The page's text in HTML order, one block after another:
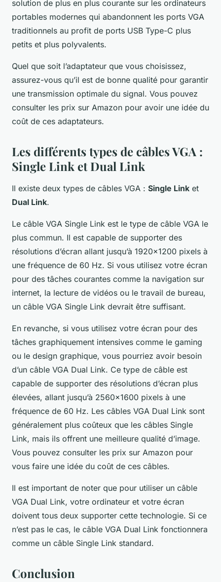
solution de plus en plus courante sur les ordinateurs
portables modernes qui abandonnent les ports VGA
traditionnels au profit de ports USB Type-C plus
petits et plus polyvalents.
Quel que soit l’adaptateur que vous choisissez,
assurez-vous qu’il est de bonne qualité pour garantir
une transmission optimale du signal. Vous pouvez
consulter les prix sur Amazon pour avoir une idée du
coût de ces adaptateurs.
Les différents types de câbles VGA :
Single Link et Dual Link
Il existe deux types de câbles VGA : Single Link et
Dual Link.
Le câble VGA Single Link est le type de câble VGA le
plus commun. Il est capable de supporter des
résolutions d’écran allant jusqu’à 1920×1200 pixels à
une fréquence de 60 Hz. Si vous utilisez votre écran
pour des tâches courantes comme la navigation sur
internet, la lecture de vidéos ou le travail de bureau,
un câble VGA Single Link devrait être suffisant.
En revanche, si vous utilisez votre écran pour des
tâches graphiquement intensives comme le gaming
ou le design graphique, vous pourriez avoir besoin
d’un câble VGA Dual Link. Ce type de câble est
capable de supporter des résolutions d’écran plus
élevées, allant jusqu’à 2560×1600 pixels à une
fréquence de 60 Hz. Les câbles VGA Dual Link sont
généralement plus coûteux que les câbles Single
Link, mais ils offrent une meilleure qualité d’image.
Vous pouvez consulter les prix sur Amazon pour
vous faire une idée du coût de ces câbles.
Il est important de noter que pour utiliser un câble
VGA Dual Link, votre ordinateur et votre écran
doivent tous deux supporter cette technologie. Si ce
n’est pas le cas, le câble VGA Dual Link fonctionnera
comme un câble Single Link standard.
Conclusion